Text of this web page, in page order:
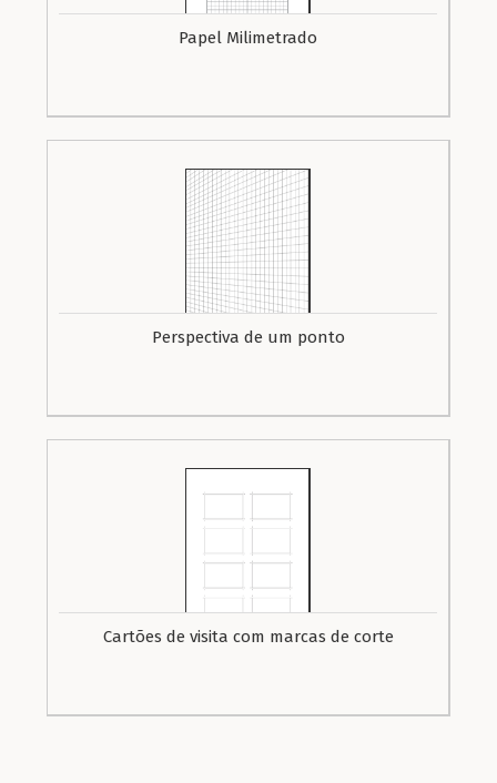
Papel Milimetrado
Perspectiva de um ponto
Cartões de visita com marcas de corte